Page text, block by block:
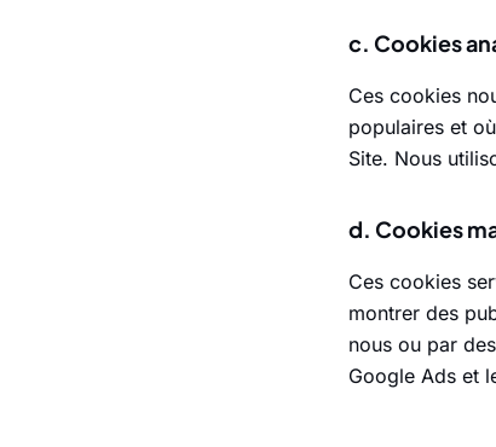
c. Cookies
Ces cookies
populaires et
Site. Nous
d. Cookies
Ces cookies
montrer des
nous ou par
Google Ads et